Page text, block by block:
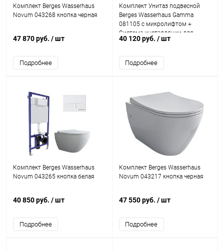
Комплект Berges Wasserhaus
Novum 043268 кнопка черная
47 870 руб. / шт
Подробнее
Комплект Унитаз подвесной
Berges Wasserhaus Gamma
081105 c микролифтом +
Система инсталляции для
унитазов Grohe Rapid SL
40 120 руб. / шт
Подробнее
Комплект Berges Wasserhaus
Novum 043265 кнопка белая
40 850 руб. / шт
Подробнее
Комплект Berges Wasserhaus
Novum 043217 кнопка черная
47 550 руб. / шт
Подробнее